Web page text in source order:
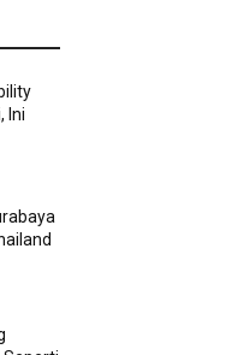
Ini